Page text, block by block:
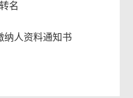
名
纳人资料通知书